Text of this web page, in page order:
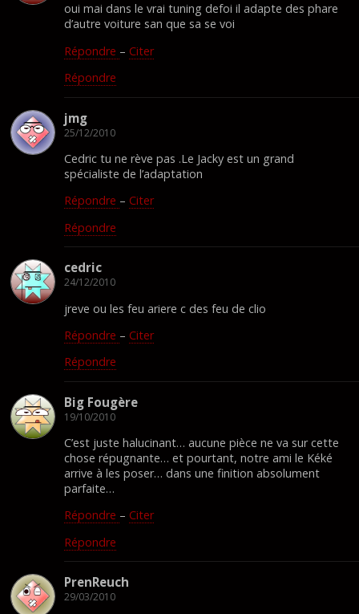
oui mai dans le vrai tuning defoi il adapte des phare
d’autre voiture san que sa se voi
Répondre – Citer
Répondre
jmg
25/12/2010
Cedric tu ne rève pas .Le Jacky est un grand
spécialiste de l’adaptation
Répondre – Citer
Répondre
cedric
24/12/2010
jreve ou les feu ariere c des feu de clio
Répondre – Citer
Répondre
Big Fougère
19/10/2010
C’est juste halucinant… aucune pièce ne va sur cette
chose répugnante… et pourtant, notre ami le Kéké
arrive à les poser… dans une finition absolument
parfaite…
Répondre – Citer
Répondre
PrenReuch
29/03/2010